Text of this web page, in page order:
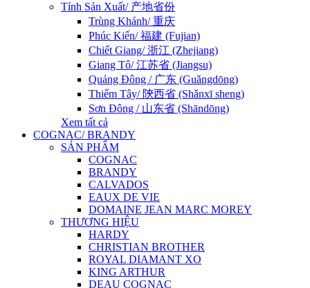
Tỉnh Sản Xuất/ 产地省份
Trùng Khánh/ 重庆
Phúc Kiến/ 福建 (Fujian)
Chiết Giang/ 浙江 (Zhejiang)
Giang Tô/ 江苏省 (Jiangsu)
Quảng Đông / 广东 (Guǎngdōng)
Thiểm Tây/ 陝西省 (Shǎnxī sheng)
Sơn Đông / 山东省 (Shāndōng)
Xem tất cả
COGNAC/ BRANDY
SẢN PHẨM
COGNAC
BRANDY
CALVADOS
EAUX DE VIE
DOMAINE JEAN MARC MOREY
THƯƠNG HIỆU
HARDY
CHRISTIAN BROTHER
ROYAL DIAMANT XO
KING ARTHUR
DEAU COGNAC